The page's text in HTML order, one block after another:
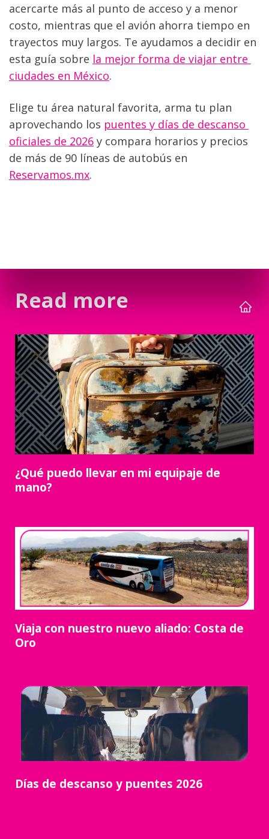
acercarte más al punto de acceso y a menor
costo, mientras que el avión ahorra tiempo en
trayectos muy largos. Te ayudamos a decidir en
esta guía sobre la mejor forma de viajar entre
ciudades en México.
Elige tu área natural favorita, arma tu plan
aprovechando los puentes y días de descanso
oficiales de 2026 y compara horarios y precios
Reservamos.mx.
Read more
¿Qué puedo llevar en mi equipaje de
mano?
Viaja con nuestro nuevo aliado: Costa de
Oro
Días de descanso y puentes 2026